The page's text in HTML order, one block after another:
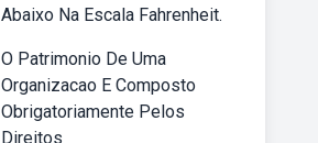
Abaixo Na Escala Fahrenheit.
O Patrimonio De Uma
Organizacao E Composto
Obrigatoriamente Pelos
Direitos